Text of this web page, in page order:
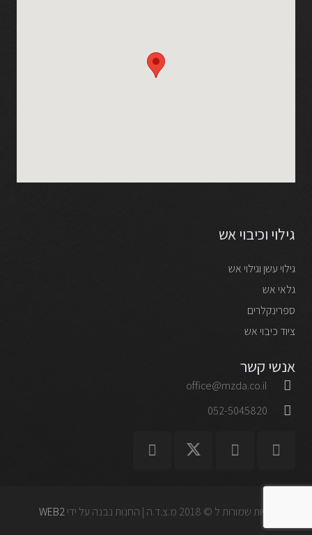
גילוי וכיבוי אש
גילוי עשן וגילוי אש
גלאי אש
ספרינקלרים
ציוד כיבוי אש
אנשי קשר
office@mzda.co.il
052-5045820
כל הזכויות שמורות ל © 2018 מ.צ.ד.ה | החנות נבנה על ידי WEB2